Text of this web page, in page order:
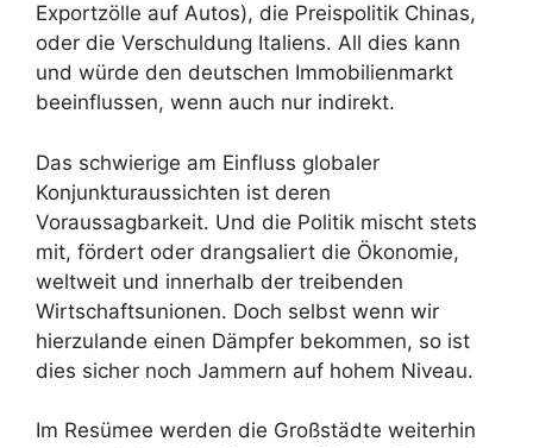
Exportzölle auf Autos), die Preispolitik Chinas,
oder die Verschuldung Italiens. All dies kann
und würde den deutschen Immobilienmarkt
beeinflussen, wenn auch nur indirekt.
Das schwierige am Einfluss globaler
Konjunkturaussichten ist deren
Voraussagbarkeit. Und die Politik mischt stets
mit, fördert oder drangsaliert die Ökonomie,
weltweit und innerhalb der treibenden
Wirtschaftsunionen. Doch selbst wenn wir
hierzulande einen Dämpfer bekommen, so ist
dies sicher noch Jammern auf hohem Niveau.
Im Resümee werden die Großstädte weiterhin